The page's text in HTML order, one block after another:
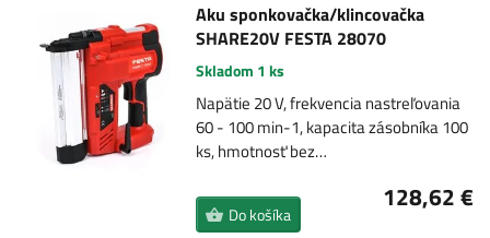
Aku sponkovačka/klincovačka
SHARE20V FESTA 28070
Skladom 1 ks
Napätie 20 V, frekvencia nastreľovania
60 - 100 min-1, kapacita zásobníka 100
ks, hmotnosť bez…
128,62 €
Do košíka